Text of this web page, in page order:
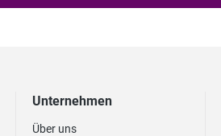
Unternehmen
Über uns